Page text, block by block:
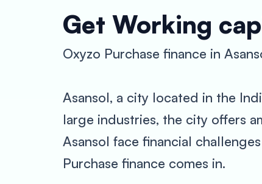
Get Working
Oxyzo Purchase finance in
Asansol, a city located in the
large industries, the city offers
Asansol face financial
Purchase finance comes in.